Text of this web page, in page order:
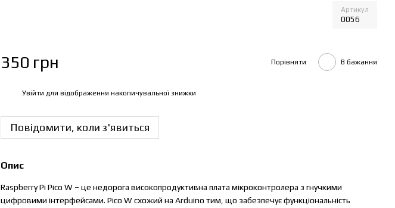
Артикул
0056
350 грн Порівняти В бажання
Увійти для відображення накопичувальної знижки
Повідомити, коли з'явиться
Опис
Raspberry Pi Pico W – це недорога високопродуктивна плата мікроконтролера з гнучкими
цифровими інтерфейсами. Pico W схожий на Arduino тим, що забезпечує функціональність